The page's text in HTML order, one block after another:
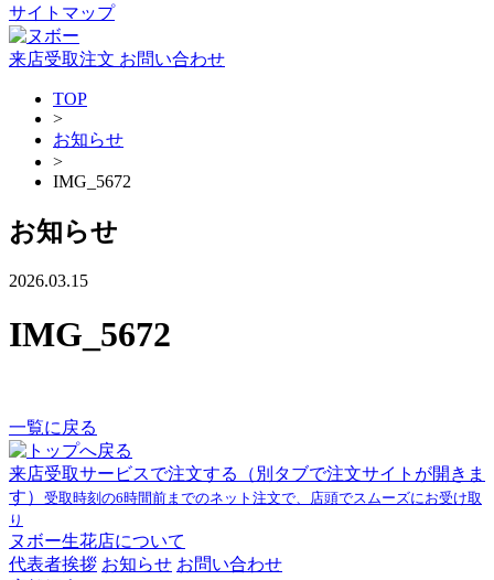
サイトマップ
来店受取注文 お問い合わせ
TOP
>
お知らせ
>
IMG_5672
お知らせ
2026.03.15
IMG_5672
一覧に戻る
来店受取サービスで注文する
（別タブで注文サイトが開きま
す） 受取時刻の6時間前までのネット注文で、店頭でスムーズにお受け取
り
ヌボー生花店について
代表者挨拶 お知らせ お問い合わせ